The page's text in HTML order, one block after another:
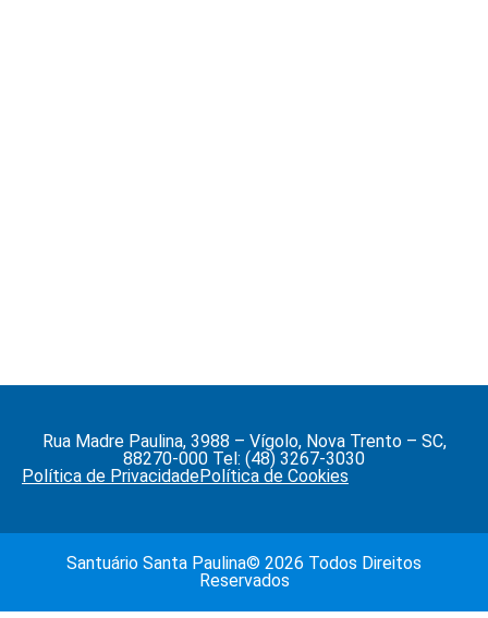
Rua Madre Paulina, 3988 – Vígolo, Nova Trento – SC,
88270-000 Tel: (48) 3267-3030
Política de PrivacidadePolítica de Cookies
Santuário Santa Paulina© 2026 Todos Direitos
Reservados